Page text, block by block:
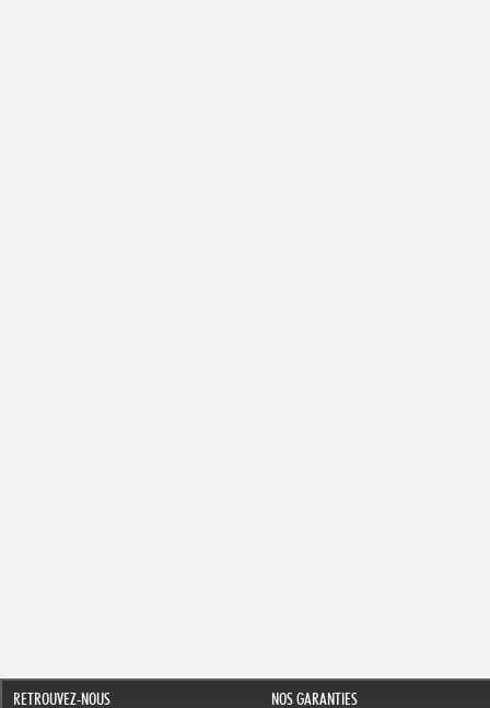
RETROUVEZ-NOUS NOS GARANTIES